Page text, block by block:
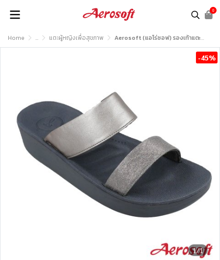
0
Home ... แตะผู้หญิงเพื่อสุขภาพ Aerosoft (แอโร่ซอฟ) รองเท้าแตะหญิง เพื่อสุขภาพ รุ่น FW8390
1/1
-45%